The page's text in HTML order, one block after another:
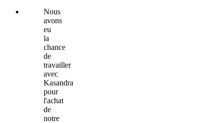
Nous
avons
eu
la
chance
de
travailler
avec
Kasandra
pour
l'achat
de
notre